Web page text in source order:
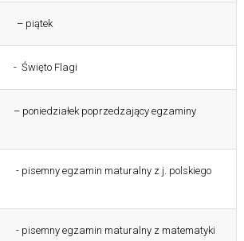
– piątek
Święto Flagi
poprzedzający egzaminy
egzamin maturalny z j. polskiego
egzamin maturalny z matematyki